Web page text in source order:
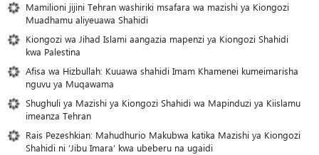
Mamilioni jijini Tehran washiriki msafara wa mazishi ya Kiongozi
Muadhamu aliyeuawa Shahidi
Kiongozi wa Jihad Islami aangazia mapenzi ya Kiongozi Shahidi
kwa Palestina
Afisa wa Hizbullah: Kuuawa shahidi Imam Khamenei kumeimarisha
nguvu ya Muqawama
Shughuli ya Mazishi ya Kiongozi Shahidi wa Mapinduzi ya Kiislamu
imeanza Tehran
Rais Pezeshkian: Mahudhurio Makubwa katika Mazishi ya Kiongozi
Shahidi ni ‘Jibu Imara’ kwa ubeberu na ugaidi